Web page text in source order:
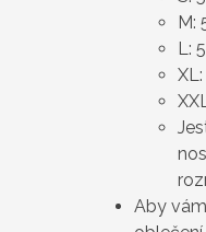
M:
L:
Aby